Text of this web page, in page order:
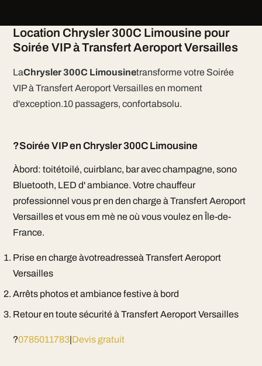
Location Chrysler 300C Limousine pour
Soirée VIP à Transfert Aeroport Versailles
LaChrysler 300C Limousinetransforme votre Soirée
VIP à Transfert Aeroport Versailles en moment
d'exception.10 passagers, confortabsolu.
?Soirée VIP en Chrysler 300C Limousine
Àbord: toitétoilé, cuirblanc, bar avec champagne, sono
Bluetooth, LED d' ambiance. Votre chauffeur
professionnel vous pr en den charge à Transfert Aeroport
Versailles et vous em mè ne où vous voulez en Île-de-
France.
Prise en charge àvotreadresseà Transfert Aeroport
Versailles
Arrêts photos et ambiance festive à bord
Retour en toute sécurité à Transfert Aeroport Versailles
?0785011783|Devis gratuit